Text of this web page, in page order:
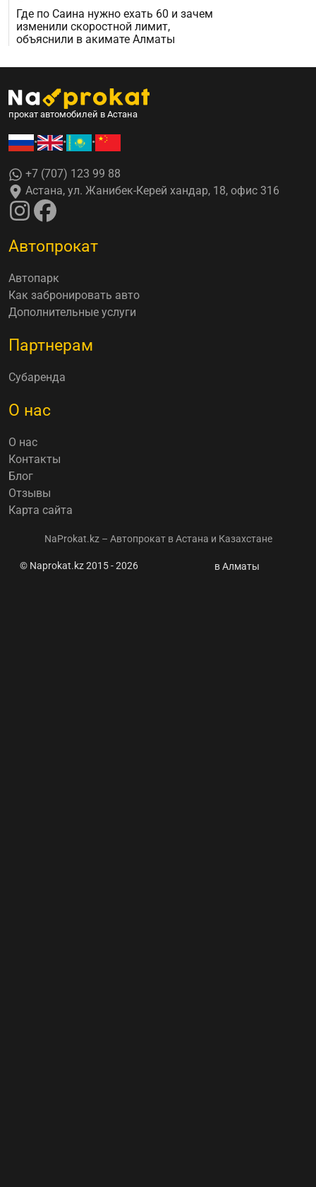
Где по Саина нужно ехать 60 и зачем
изменили скоростной лимит,
объяснили в акимате Алматы
прокат автомобилей в Астана
• • •
+7 (707) 123 99 88
Астана, ул. Жанибек-Керей хандар, 18, офис 316
Автопрокат
Автопарк
Как забронировать авто
Дополнительные услуги
Партнерам
Субаренда
О нас
О нас
Контакты
Блог
Отзывы
Карта сайта
NaProkat.kz – Автопрокат в Астана и Казахстане
© Naprokat.kz 2015 - 2026
Жаңалықтарв Алматы